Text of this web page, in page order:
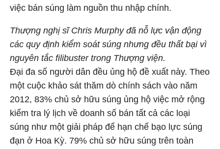
việc bán súng làm nguồn thu nhập chính.
Thượng nghị sĩ Chris Murphy đã nỗ lực vận động
các quy định kiểm soát súng nhưng đều thất bại vì
nguyên tắc filibuster trong Thượng viện.
Đại đa số người dân đều ủng hộ đề xuất này. Theo
một cuộc khảo sát thăm dò chính sách vào năm
2012, 83% chủ sở hữu súng ủng hộ việc mở rộng
kiểm tra lý lịch về doanh số bán tất cả các loại
súng như một giải pháp để hạn chế bạo lực súng
đạn ở Hoa Kỳ. 79% chủ sở hữu súng trên toàn